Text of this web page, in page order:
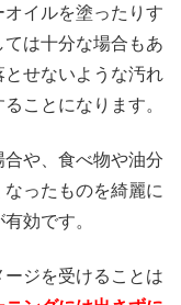
イルを塗ったりす
は十分な場合もあ
とせないような汚れ
ことになります。
や、食べ物や油分
ったものを綺麗に
効です。
ジを受けることは